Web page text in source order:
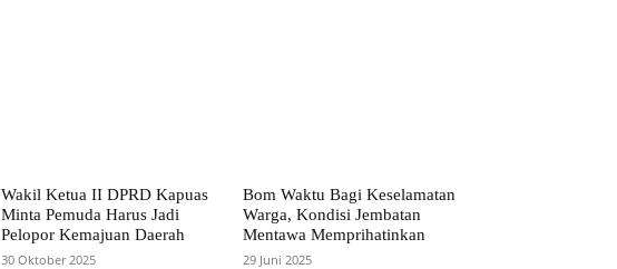
Wakil Ketua II DPRD Kapuas
Minta Pemuda Harus Jadi
Pelopor Kemajuan Daerah
30 Oktober 2025
Bom Waktu Bagi Keselamatan
Warga, Kondisi Jembatan
Mentawa Memprihatinkan
29 Juni 2025